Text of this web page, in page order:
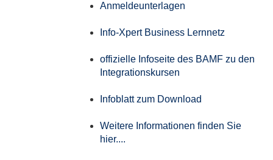
Anmeldeunterlagen
Info-Xpert Business Lernnetz
offizielle Infoseite des BAMF zu den
Integrationskursen
Infoblatt zum Download
Weitere Informationen finden Sie
hier....